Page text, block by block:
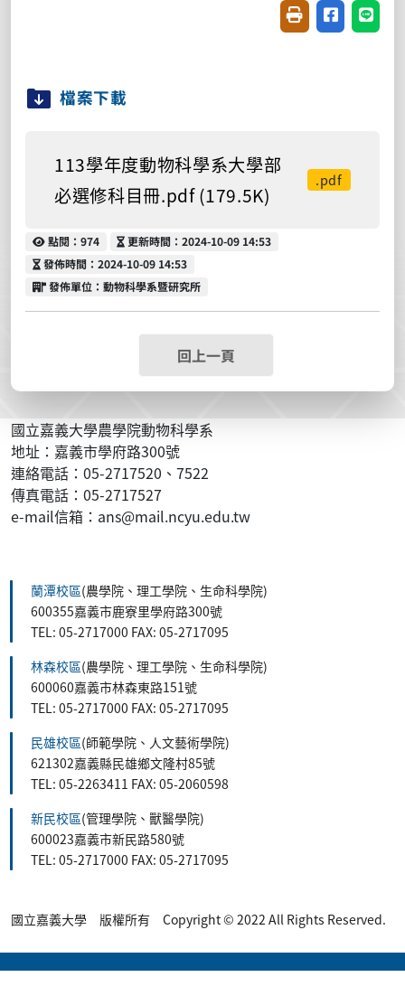
友善列印(開新視
分享至臉書
分享
檔案下載
113學年度動物科學系大學部
必選修科目冊.pdf (179.5K)
.pdf
點閱
點閱：974 更新時間
更新時間：2024-10-09 14:53
發佈時間
發佈時間：2024-10-09 14:53
發佈單位
發佈單位：動物科學系暨研究所
回上一頁
國立嘉義大學農學院動物科學系
地址：嘉義市學府路300號
連絡電話：05-2717520、7522
傳真電話：05-2717527
e-mail信箱：ans@mail.ncyu.edu.tw
蘭潭校區(農學院、理工學院、生命科學院)
600355嘉義市鹿寮里學府路300號
TEL: 05-2717000 FAX: 05-2717095
林森校區(農學院、理工學院、生命科學院)
600060嘉義市林森東路151號
TEL: 05-2717000 FAX: 05-2717095
民雄校區(師範學院、人文藝術學院)
621302嘉義縣民雄鄉文隆村85號
TEL: 05-2263411 FAX: 05-2060598
新民校區(管理學院、獸醫學院)
600023嘉義市新民路580號
TEL: 05-2717000 FAX: 05-2717095
國立嘉義大學 版權所有 Copyright © 2022 All Rights Reserved.